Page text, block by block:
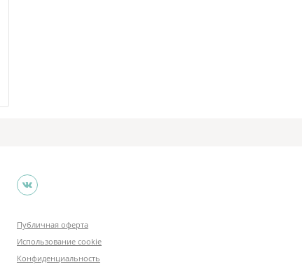
Публичная оферта
Использование cookie
Конфиденциальность